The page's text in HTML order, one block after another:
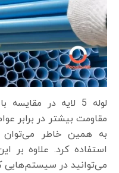
لوله 5 لایه در
مقاومت بیشتر در برابر
به همین خاطر
استفاده کرد. علاوه بر
می‌توانید در سیستم‌هایی